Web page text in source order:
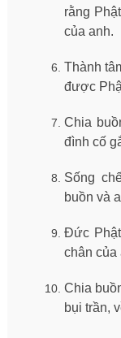
rằng
của anh.
Thành
được
Chia
đình cố
Sống
buồn và
Đức
chân của
Chia
bụi trần,